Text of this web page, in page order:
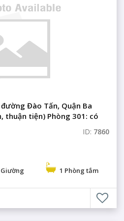
Đào Tấn, Quận Ba
thuận tiện) Phòng 301: có
ID: 7860
1 Phòng tắm